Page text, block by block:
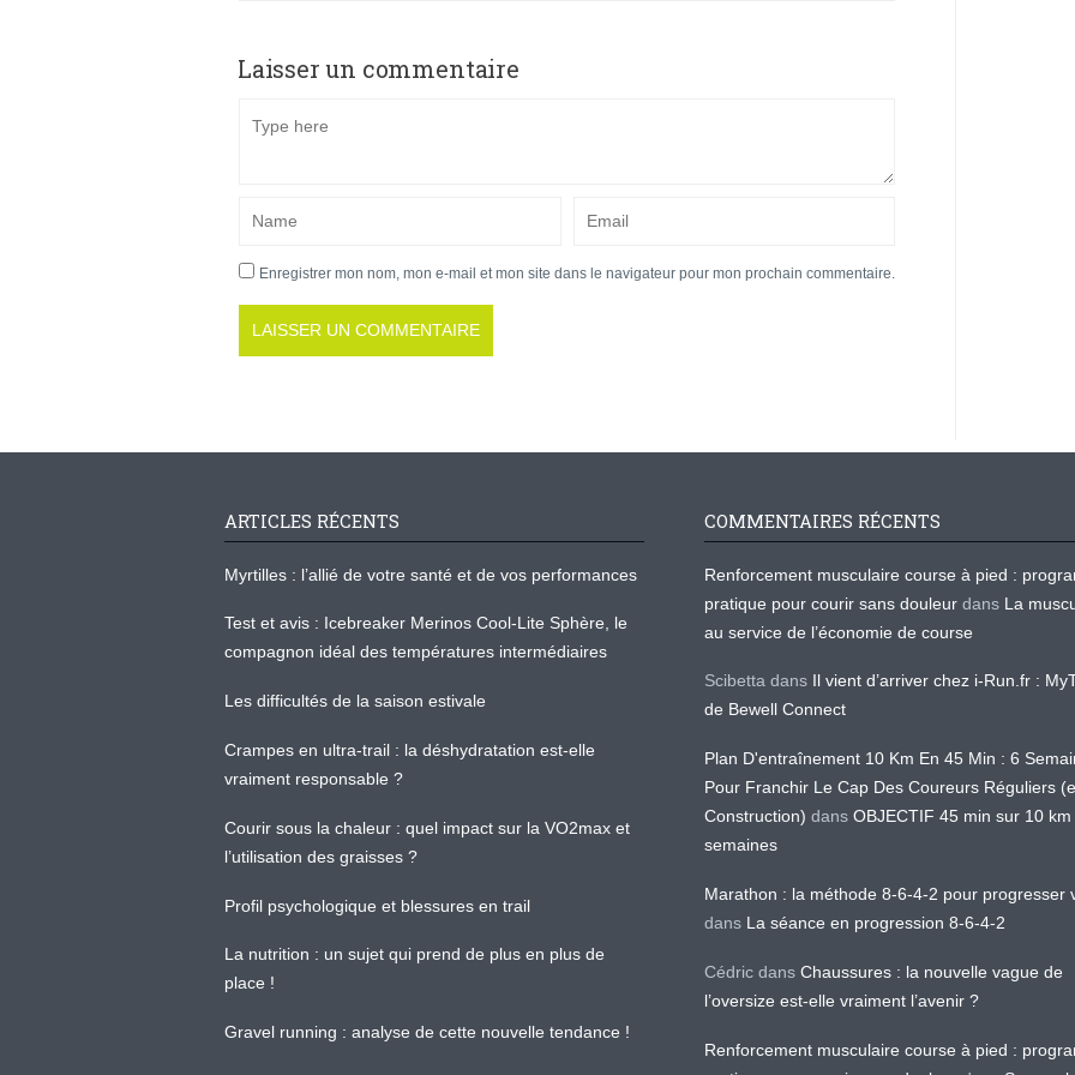
Laisser un commentaire
Enregistrer mon nom, mon e-mail et mon site dans le navigateur pour mon prochain commentaire.
ARTICLES RÉCENTS
Myrtilles : l’allié de votre santé et de vos performances
Test et avis : Icebreaker Merinos Cool-Lite Sphère, le
compagnon idéal des températures intermédiaires
Les difficultés de la saison estivale
Crampes en ultra-trail : la déshydratation est-elle
vraiment responsable ?
Courir sous la chaleur : quel impact sur la VO2max et
l’utilisation des graisses ?
Profil psychologique et blessures en trail
La nutrition : un sujet qui prend de plus en plus de
place !
Gravel running : analyse de cette nouvelle tendance !
COMMENTAIRES RÉCENTS
Renforcement musculaire course à pied :
pratique pour courir sans douleur dans La
au service de l’économie de course
Scibetta dans Il vient d’arriver chez i-Run.fr :
de Bewell Connect
Plan D'entraînement 10 Km En 45 Min : 6
Pour Franchir Le Cap Des Coureurs Réguliers
Construction) dans OBJECTIF 45 min sur 10 km
semaines
Marathon : la méthode 8-6-4-2 pour progresser
dans La séance en progression 8-6-4-2
Cédric dans Chaussures : la nouvelle vague de
l’oversize est-elle vraiment l’avenir ?
Renforcement musculaire course à pied :